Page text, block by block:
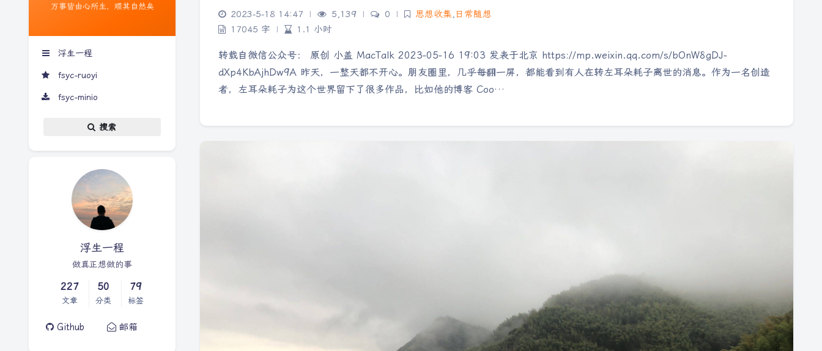
万事皆由心所生，顺其自然矣
浮生一程
fsyc-ruoyi
fsyc-minio
搜索
浮生一程
做真正想做的事
227
文章
50
分类
79
标签
Github 邮箱
2023-5-18 14:47 | 5,139 | 0 | 思想收集,日常随想
17045 字
| 1.1 小时
转载自微信公众号： 原创 小盖 MacTalk 2023-05-16 19:03 发表于北京 https://mp.weixin.qq.com/s/bOnW8gDJ-
dXp4KbAjhDw9A 昨天，一整天都不开心。朋友圈里，几乎每翻一屏，都能看到有人在转左耳朵耗子离世的消息。作为一名创造
者，左耳朵耗子为这个世界留下了很多作品，比如他的博客 Coo…